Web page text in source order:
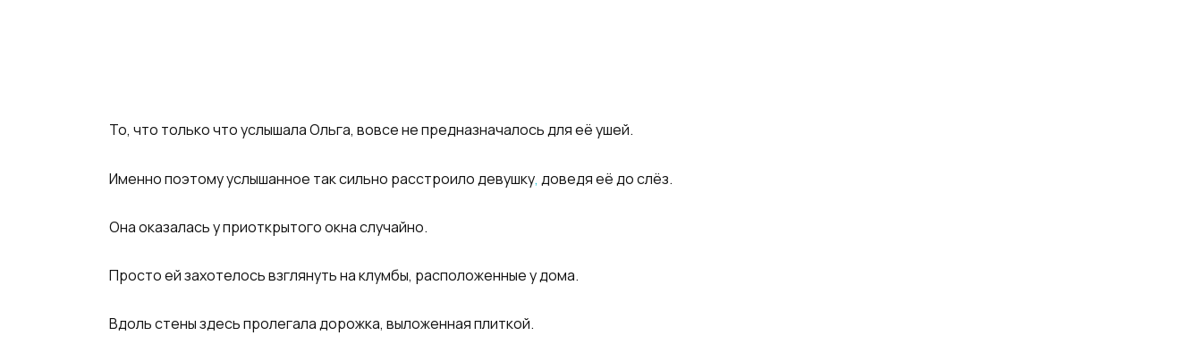
То, что только что услышала Ольга, вовсе не предназначалось для её ушей.
Именно поэтому услышанное так сильно расстроило девушку, доведя её до слёз.
Она оказалась у приоткрытого окна случайно.
Просто ей захотелось взглянуть на клумбы, расположенные у дома.
Вдоль стены здесь пролегала дорожка, выложенная плиткой.